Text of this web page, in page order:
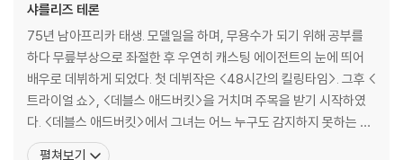
가하니 최신 소프트웨어로 업데이트된 DVD/BD 전용 기기에서 재생하실
것을 권유해 드립니다.
2) 정전기와 먼지로 인해 재생이 원활하지 않은 경우가 있습니다. 디스크
를 마른 천으로 닦으시거나, DVD 클리너 등 전용 제품을 이용하면 대부분
해결됩니다.
3) 일부 PC 연결형 ODD의 경우 호환 상의 문제로 정상적인 디스크도 재
생이 불가능한 경우가 있습니다. 독립형 전용 플레이어 사용을 권장드리
샤를리즈 테론
75년 남아프리카 태생. 모델일을 하며, 무용수가 되기 위해 공부를
하다 무릎부상으로 좌절한 후 우연히 캐스팅 에이전트의 눈에 띄어
배우로 데뷔하게 되었다. 첫 데뷔작은 <48시간의 킬링타임>. 그후 <
트라이얼 쇼>, <데블스 애드버킷>을 거치며 주목을 받기 시작하였
다. <데블스 애드버킷>에서 그녀는 어느 누구도 감지하지 못하는 악
마의 존재를 혼자서 감지하며 스스로 부서져 가던 투명한 영혼으로
펼쳐보기